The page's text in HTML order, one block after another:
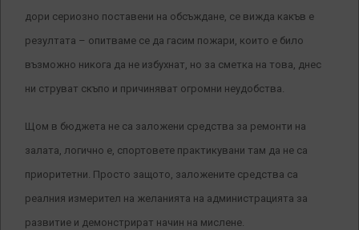
дори сериозно поставени на обсъждане, се вижда какъв е
резултата – опитваме се да гасим пожари, които е било
възможно никога да не избухнат, но за сметка на това, днес
ни струват скъпо и причиняват огромни неудобства.
Щом в бюджета не са заложени средства за ремонти на
залата, логично е, спортовете практикувани там да не са
приоритетни. Просто защото, заложените средства са
реалния измерител на желанията на администрацията за
развитие и демонстрират начин на мислене.